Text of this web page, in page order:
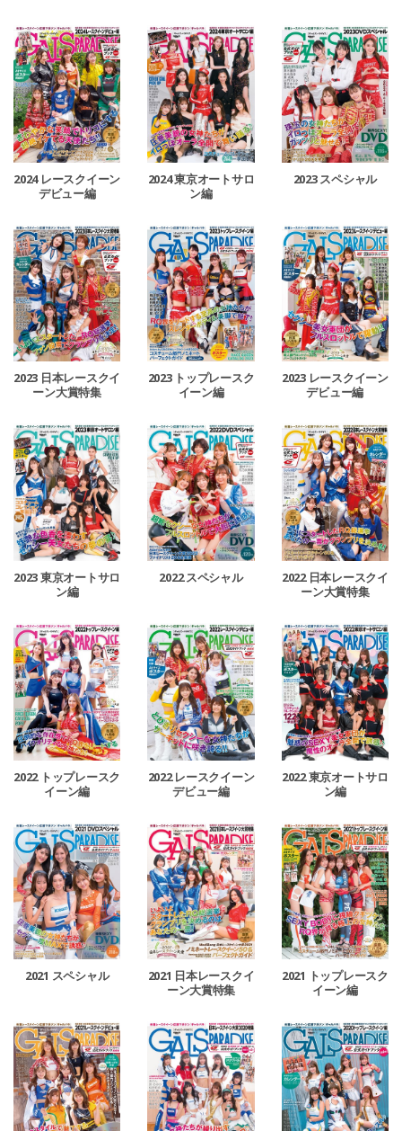
2024 レースクイーン
デビュー編
2024 東京オートサロ
ン編
2023 スペシャル
2023 日本レースクイ
ーン大賞特集
2023 トップレースク
イーン編
2023 レースクイーン
デビュー編
2023 東京オートサロ
ン編
2022 スペシャル
2022 日本レースクイ
ーン大賞特集
2022 トップレースク
イーン編
2022 レースクイーン
デビュー編
2022 東京オートサロ
ン編
2021 スペシャル
2021 日本レースクイ
ーン大賞特集
2021 トップレースク
イーン編